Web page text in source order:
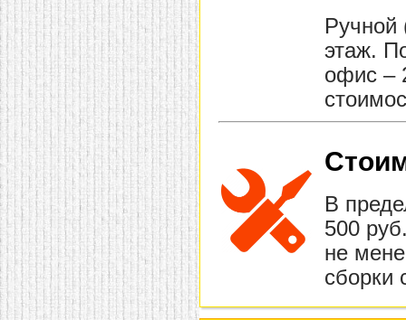
Ручной
этаж.
офис –
В
500
не
сборки